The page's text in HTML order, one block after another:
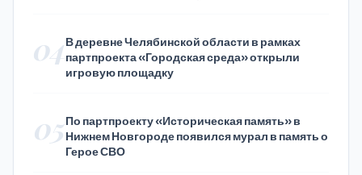
04В деревне Челябинской области в рамках
партпроекта «Городская среда» открыли
игровую площадку
05По партпроекту «Историческая память» в
Нижнем Новгороде появился мурал в память о
Герое СВО